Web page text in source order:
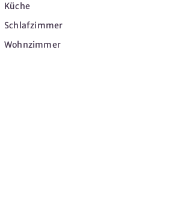
Küche
Schlafzimmer
Wohnzimmer